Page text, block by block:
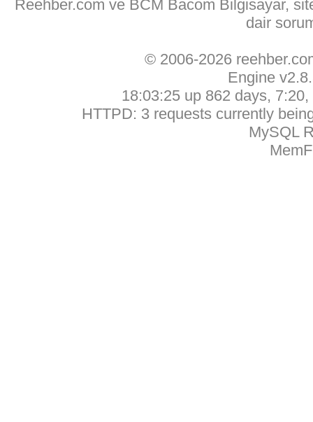
Reehber.com ve BCM Bacom Bilgisayar,
dair
© 2006-2026
Engine
18:03:25 up 862 days,
HTTPD: 3 requests currently
MySQL